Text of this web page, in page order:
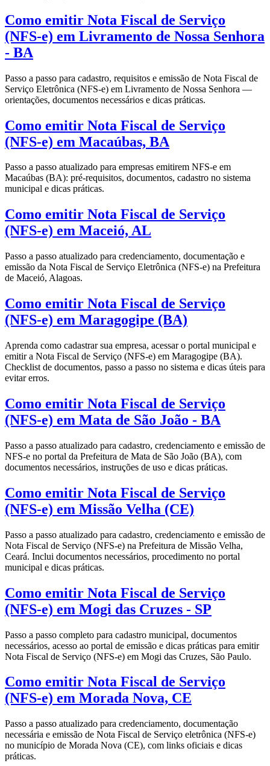
Como emitir Nota Fiscal de Serviço
(NFS-e) em Livramento de Nossa Senhora
- BA
Passo a passo para cadastro, requisitos e emissão de Nota Fiscal de
Serviço Eletrônica (NFS-e) em Livramento de Nossa Senhora —
orientações, documentos necessários e dicas práticas.
Como emitir Nota Fiscal de Serviço
(NFS-e) em Macaúbas, BA
Passo a passo atualizado para empresas emitirem NFS-e em
Macaúbas (BA): pré-requisitos, documentos, cadastro no sistema
municipal e dicas práticas.
Como emitir Nota Fiscal de Serviço
(NFS-e) em Maceió, AL
Passo a passo atualizado para credenciamento, documentação e
emissão da Nota Fiscal de Serviço Eletrônica (NFS-e) na Prefeitura
de Maceió, Alagoas.
Como emitir Nota Fiscal de Serviço
(NFS-e) em Maragogipe (BA)
Aprenda como cadastrar sua empresa, acessar o portal municipal e
emitir a Nota Fiscal de Serviço (NFS-e) em Maragogipe (BA).
Checklist de documentos, passo a passo no sistema e dicas úteis para
evitar erros.
Como emitir Nota Fiscal de Serviço
(NFS-e) em Mata de São João - BA
Passo a passo atualizado para cadastro, credenciamento e emissão de
NFS-e no portal da Prefeitura de Mata de São João (BA), com
documentos necessários, instruções de uso e dicas práticas.
Como emitir Nota Fiscal de Serviço
(NFS-e) em Missão Velha (CE)
Passo a passo atualizado para cadastro, credenciamento e emissão de
Nota Fiscal de Serviço (NFS-e) na Prefeitura de Missão Velha,
Ceará. Inclui documentos necessários, procedimento no portal
municipal e dicas práticas.
Como emitir Nota Fiscal de Serviço
(NFS-e) em Mogi das Cruzes - SP
Passo a passo completo para cadastro municipal, documentos
necessários, acesso ao portal de emissão e dicas práticas para emitir
Nota Fiscal de Serviço (NFS-e) em Mogi das Cruzes, São Paulo.
Como emitir Nota Fiscal de Serviço
(NFS-e) em Morada Nova, CE
Passo a passo atualizado para credenciamento, documentação
necessária e emissão de Nota Fiscal de Serviço eletrônica (NFS-e)
no município de Morada Nova (CE), com links oficiais e dicas
práticas.